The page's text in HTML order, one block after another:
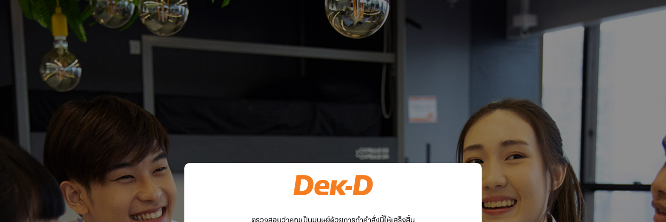
ตรวจสอบว่าคุณเป็นมนุษย์ด้วยการทำคำสั่งนี้ให้เสร็จสิ้น